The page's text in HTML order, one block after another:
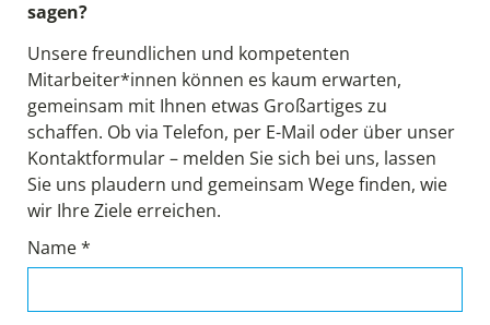
sagen?
Unsere freundlichen und kompetenten
Mitarbeiter*innen können es kaum erwarten,
gemeinsam mit Ihnen etwas Großartiges zu
schaffen. Ob via Telefon, per E-Mail oder über unser
Kontaktformular – melden Sie sich bei uns, lassen
Sie uns plaudern und gemeinsam Wege finden, wie
wir Ihre Ziele erreichen.
Name *